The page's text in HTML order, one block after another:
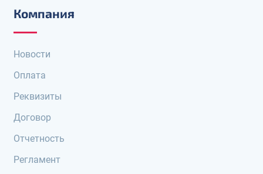
Компания
Новости
Оплата
Реквизиты
Договор
Отчетность
Регламент